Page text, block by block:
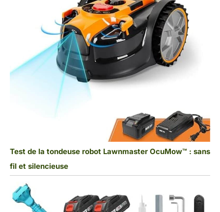
Test de la tondeuse robot Lawnmaster OcuMow™ : sans
fil et silencieuse